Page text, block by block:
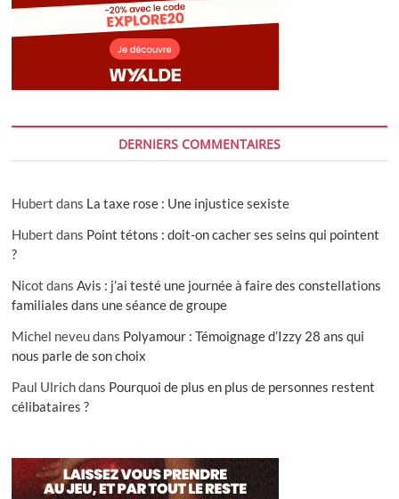
DERNIERS COMMENTAIRES
Hubert dans La taxe rose : Une injustice sexiste
Hubert dans Point tétons : doit-on cacher ses seins qui pointent
?
Nicot dansAvis : j’ai testé une journée à faire des constellations
familiales dans une séance de groupe
Michel neveudans Polyamour : Témoignage d’Izzy 28 ans qui
nous parle de son choix
Paul Ulrichdans Pourquoi de plus en plus de personnes restent
célibataires ?